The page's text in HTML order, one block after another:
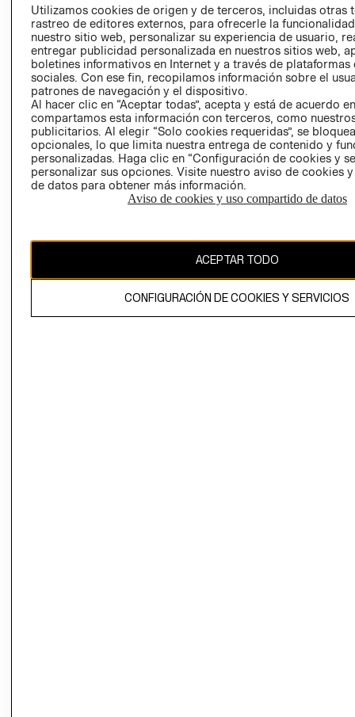
RELACIÓN CON
INVERSIONISTAS
POLÍTICA
EMPRESARIAL
- RETIRO EN
TIENDA
TÉRMINOS Y
CONDICIONES
AVISO DE
PRIVACIDAD
GIFT CARD
AVISO DE
COOKIES
CAMBIAR REGIÓN
Utilizamos cookies de origen y de terceros, incluidas otras
rastreo de editores externos, para ofrecerle la
nuestro sitio web, personalizar su experiencia de usuario,
entregar publicidad personalizada en nuestros sitios web,
boletines informativos en Internet y a través de plataformas
sociales. Con ese fin, recopilamos información sobre el
patrones de navegación y el dispositivo.
Al hacer clic en “Aceptar todas”, acepta y está de acuerdo
compartamos esta información con terceros, como
publicitarios. Al elegir “Solo cookies requeridas”, se
opcionales, lo que limita nuestra entrega de contenido y
personalizadas. Haga clic en “Configuración de cookies y
personalizar sus opciones. Visite nuestro aviso de cookies
de datos para obtener más información.
Aviso de cookies y uso compartido de datos
ACEPTAR TODO
CONFIGURACIÓN DE COOKIES Y SERVICIOS